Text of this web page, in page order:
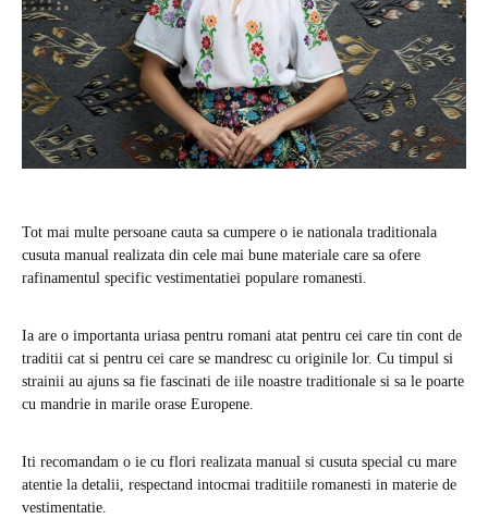
Tot mai multe persoane cauta sa cumpere o ie nationala traditionala
cusuta manual realizata din cele mai bune materiale care sa ofere
rafinamentul specific vestimentatiei populare romanesti.
Ia are o importanta uriasa pentru romani atat pentru cei care tin cont de
traditii cat si pentru cei care se mandresc cu originile lor. Cu timpul si
strainii au ajuns sa fie fascinati de iile noastre traditionale si sa le poarte
cu mandrie in marile orase Europene.
Iti recomandam o ie cu flori realizata manual si cusuta special cu mare
atentie la detalii, respectand intocmai traditiile romanesti in materie de
vestimentatie.